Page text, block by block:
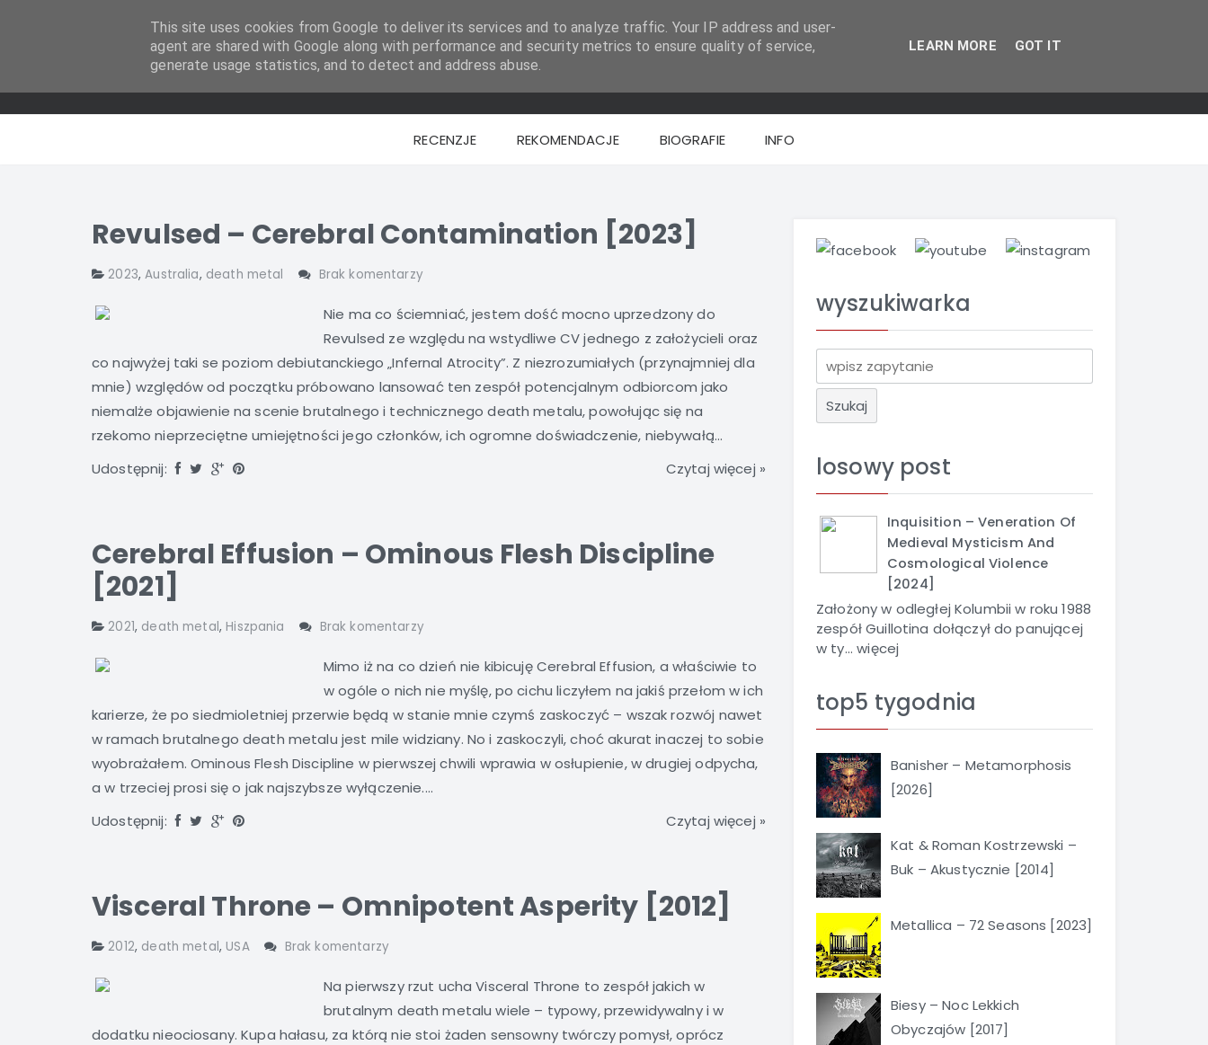
RECENZJE REKOMENDACJE BIOGRAFIE INFO
Revulsed – Cerebral Contamination [2023]
2023,Australia, death metal Brak komentarzy
Nie ma co ściemniać, jestem dość mocno uprzedzony do
Revulsed ze względu na wstydliwe CV jednego z założycieli oraz
co najwyżej taki se poziom debiutanckiego „Infernal Atrocity”. Z niezrozumiałych (przynajmniej dla
mnie) względów od początku próbowano lansować ten zespół potencjalnym odbiorcom jako
niemalże objawienie na scenie brutalnego i technicznego death metalu, powołując się na
rzekomo nieprzeciętne umiejętności jego członków, ich ogromne doświadczenie, niebywałą...
Udostępnij:
Czytaj więcej »
Cerebral Effusion – Ominous Flesh Discipline
[2021]
2021, death metal, Hiszpania Brak komentarzy
Mimo iż na co dzień nie kibicuję Cerebral Effusion, a właściwie to
w ogóle o nich nie myślę, po cichu liczyłem na jakiś przełom w ich
karierze, że po siedmioletniej przerwie będą w stanie mnie czymś zaskoczyć – wszak rozwój nawet
w ramach brutalnego death metalu jest mile widziany. No i zaskoczyli, choć akurat inaczej to sobie
wyobrażałem. Ominous Flesh Discipline w pierwszej chwili wprawia w osłupienie, w drugiej odpycha,
a w trzeciej prosi się o jak najszybsze wyłączenie....
Udostępnij:
Czytaj więcej »
Visceral Throne – Omnipotent Asperity [2012]
2012, death metal, USA Brak komentarzy
Na pierwszy rzut ucha Visceral Throne to zespół jakich w
brutalnym death metalu wiele – typowy, przewidywalny i w
dodatku nieociosany. Kupa hałasu, za którą nie stoi żaden sensowny twórczy pomysł, oprócz
wyszukiwarka
z
u
a
losowy post
Inquisition – Veneration Of
Medieval Mysticism And
Cosmological Violence
[2024]
Założony w odległej Kolumbii w roku 1988
zespół Guillotina dołączył do panującej
w ty...więcej
top5 tygodnia
Banisher – Metamorphosis
[2026]
Kat & Roman Kostrzewski –
Buk – Akustycznie [2014]
Metallica – 72 Seasons [2023]
Biesy – Noc Lekkich
Obyczajów [2017]
This site uses cookies from Google to deliver its services and to analyze traffic. Your IP address and user-
agent are shared with Google along with performance and security metrics to ensure quality of service,
generate usage statistics, and to detect and address abuse.
LEARN MORE GOT IT